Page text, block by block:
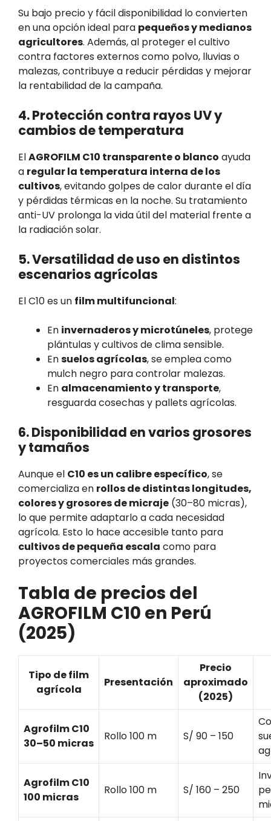
Su bajo precio y fácil disponibilidad lo convierten
en una opción ideal para pequeños y medianos
agricultores. Además, al proteger el cultivo
contra factores externos como polvo, lluvias o
malezas, contribuye a reducir pérdidas y mejorar
la rentabilidad de la campaña.
4. Protección contra rayos UV y
cambios de temperatura
ElAGROFILM C10 transparente o blanco ayuda
a regular la temperatura interna de los
cultivos, evitando golpes de calor durante el día
y pérdidas térmicas en la noche. Su tratamiento
anti-UV prolonga la vida útil del material frente a
la radiación solar.
5. Versatilidad de uso en distintos
escenarios agrícolas
El C10 es un film multifuncional:
En invernaderos y microtúneles, protege
plántulas y cultivos de clima sensible.
Ensuelos agrícolas, se emplea como
mulch negro para controlar malezas.
En almacenamiento y transporte,
resguarda cosechas y pallets agrícolas.
6. Disponibilidad en varios grosores
y tamaños
Aunque el C10 es un calibre específico, se
comercializa en rollos de distintas longitudes,
colores y grosores de micraje (30–80 micras),
lo que permite adaptarlo a cada necesidad
agrícola. Esto lo hace accesible tanto para
cultivos de pequeña escala como para
proyectos comerciales más grandes.
Tabla de precios del
AGROFILM C10 en Perú
(2025)
Tipo de film
agrícola
Presentación
Precio
aproximado
(2025)
Agrofilm C10
30–50 micras
Rollo 100 m S/ 90 – 150
Agrofilm C10
100 micras
Rollo 100 m S/ 160 – 250